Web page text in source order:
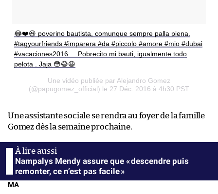
😂❤️😆 poverino bautista, comunque sempre palla piena.
#tagyourfriends #imparera #da #piccolo #amore #mio #dubai
#vacaciones2016 . . Pobrecito mi bauti, igualmente todo
pelota . Jaja 😳😅😆
Une vidéo publiée par Alejandro Gomez
(@papugomez_official) le 27 Déc. 2016 à 4h30 PST
Une assistante sociale se rendra au foyer de la famille
Gomez dès la semaine prochaine.
Nampalys Mendy assure que « descendre puis
remonter, ce n’est pas facile »
MA